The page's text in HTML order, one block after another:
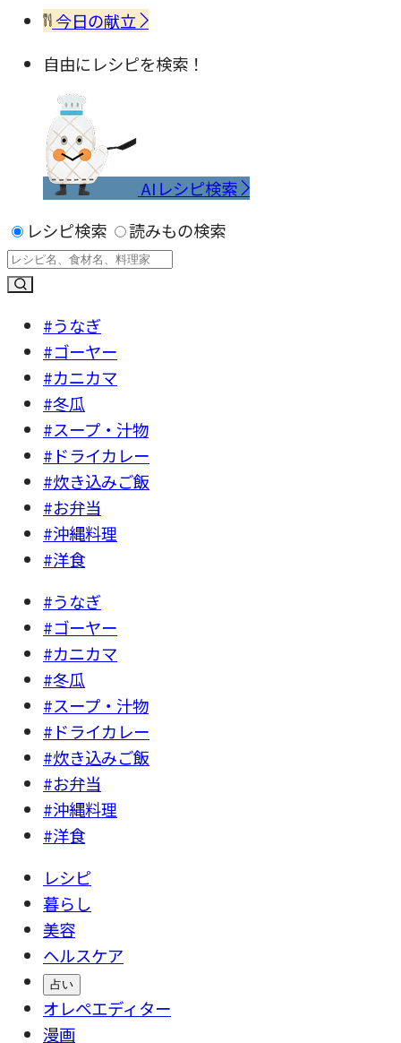
今日の献立
自由にレシピを検索！
AIレシピ検索
レシピ検索
読みもの検索
#うなぎ
#ゴーヤー
#カニカマ
#冬瓜
#スープ・汁物
#ドライカレー
#炊き込みご飯
#お弁当
#沖縄料理
#洋食
#うなぎ
#ゴーヤー
#カニカマ
#冬瓜
#スープ・汁物
#ドライカレー
#炊き込みご飯
#お弁当
#沖縄料理
#洋食
レシピ
暮らし
美容
ヘルスケア
占い
オレペエディター
漫画